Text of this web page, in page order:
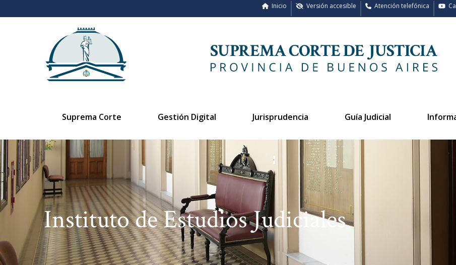
Atención telefónica
Versión accesible
Inicio
Suprema Corte Gestión Digital Jurisprudencia Guía Judicial
Instituto de Estudios Judiciales